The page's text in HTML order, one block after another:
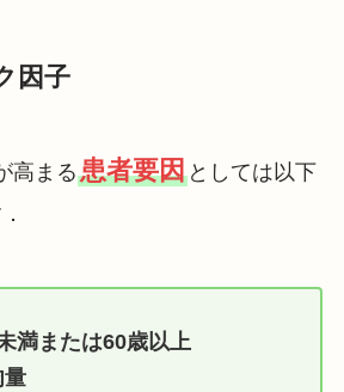
因子
高まる患者要因としては以下
満または60歳以上
量